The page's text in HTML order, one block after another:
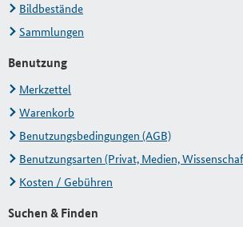
Bildbestände
Sammlungen
Benutzung
Merkzettel
Warenkorb
Benutzungsbedingungen (AGB)
Benutzungsarten (Privat, Medien,
Kosten / Gebühren
Suchen & Finden